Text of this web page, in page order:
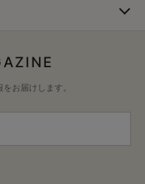
お届けします。